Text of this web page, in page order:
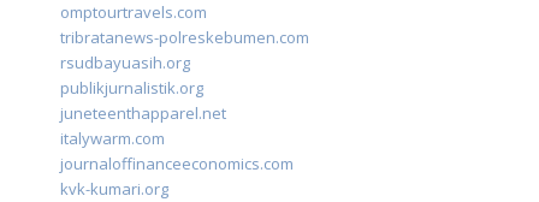
omptourtravels.com
tribratanews-polreskebumen.com
rsudbayuasih.org
publikjurnalistik.org
juneteenthapparel.net
italywarm.com
journaloffinanceeconomics.com
kvk-kumari.org